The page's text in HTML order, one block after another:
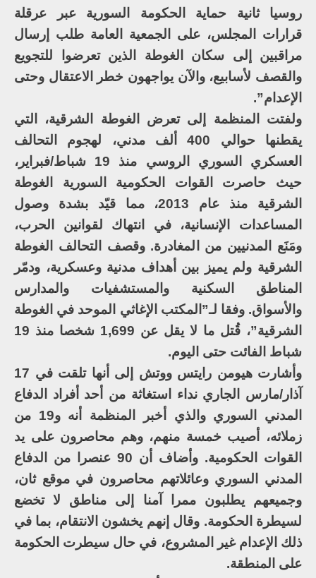
روسيا ثانية حماية الحكومة السورية عبر عرقلة
قرارات المجلس، على الجمعية العامة طلب إرسال
مراقبين إلى سكان الغوطة الذين تعرضوا للتجويع
والقصف لأسابيع، والآن يواجهون خطر الاعتقال وحتى
الإعدام”.
ولفتت المنظمة إلى تعرض الغوطة الشرقية، التي
يقطنها حوالي 400 ألف مدني، لهجوم التحالف
العسكري السوري الروسي منذ 19 شباط/فبراير،
حيث حاصرت القوات الحكومية السورية الغوطة
الشرقية منذ عام 2013، مما قيّد بشدة وصول
المساعدات الإنسانية، في انتهاك لقوانين الحرب،
ومَنَع المدنيين من المغادرة. وقصف التحالف الغوطة
الشرقية ولم يميز بين أهداف مدنية وعسكرية، ودمّر
المناطق السكنية والمستشفيات والمدارس
والأسواق. وفقا لـ”المكتب الإغاثي الموحد في الغوطة
الشرقية”، قُتل ما لا يقل عن 1,699 شخصا منذ 19
شباط الفائت حتى اليوم.
وأشارت هيومن رايتس ووتش إلى أنها تلقت في 17
آذار/مارس الجاري نداء استغاثة من أحد أفراد الدفاع
المدني السوري والذي أخبر المنظمة أنه و19 من
زملائه، أصيب خمسة منهم، وهم محاصرون على يد
القوات الحكومية. وأضاف أن 90 عنصرا من الدفاع
المدني السوري وعائلاتهم محاصرون في موقع ثان،
وجميعهم يطلبون ممرا آمنا إلى مناطق لا تخضع
لسيطرة الحكومة. وقال إنهم يخشون الانتقام، بما في
ذلك الإعدام غير المشروع، في حال سيطرت الحكومة
على المنطقة.